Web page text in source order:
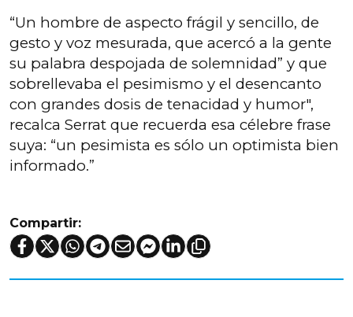
“Un hombre de aspecto frágil y sencillo, de
gesto y voz mesurada, que acercó a la gente
su palabra despojada de solemnidad” y que
sobrellevaba el pesimismo y el desencanto
con grandes dosis de tenacidad y humor",
recalca Serrat que recuerda esa célebre frase
suya: “un pesimista es sólo un optimista bien
informado.”
Compartir: